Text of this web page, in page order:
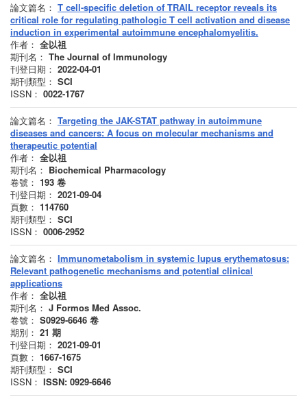
論文篇名： T cell-specific deletion of TRAIL receptor reveals its
critical role for regulating pathologic T cell activation and disease
induction in experimental autoimmune encephalomyelitis.
作者： 全以祖
期刊名： The Journal of Immunology
刊登日期： 2022-04-01
期刊類型： SCI
ISSN： 0022-1767
論文篇名： Targeting the JAK-STAT pathway in autoimmune
diseases and cancers: A focus on molecular mechanisms and
therapeutic potential
作者： 全以祖
期刊名： Biochemical Pharmacology
卷號： 193 卷
刊登日期： 2021-09-04
頁數： 114760
期刊類型： SCI
ISSN： 0006-2952
論文篇名： Immunometabolism in systemic lupus erythematosus:
Relevant pathogenetic mechanisms and potential clinical
applications
作者： 全以祖
期刊名： J Formos Med Assoc.
卷號： S0929-6646 卷
期別： 21 期
刊登日期： 2021-09-01
頁數： 1667-1675
期刊類型： SCI
ISSN： ISSN: 0929-6646